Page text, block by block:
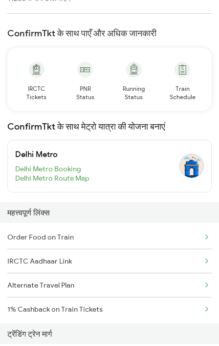
ConfirmTkt के साथ पाएँ और अधिक जानकारी
IRCTC
Tickets
PNR
Status
Running
Status
Train
Schedule
ConfirmTkt के साथ मेट्रो यात्रा की योजना बनाएं
Delhi Metro
Delhi Metro Booking
Delhi Metro Route Map
महत्त्वपूर्ण लिंक्स
Order Food on Train
IRCTC Aadhaar Link
Alternate Travel Plan
1% Cashback on Train Tickets
ट्रेंडिंग ट्रेन मार्ग